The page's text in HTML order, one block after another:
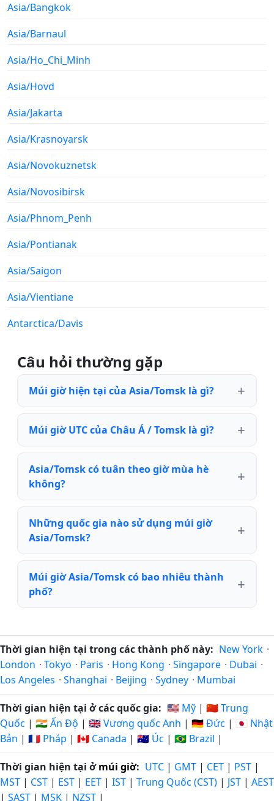
Asia/Bangkok
Asia/Barnaul
Asia/Ho_Chi_Minh
Asia/Hovd
Asia/Jakarta
Asia/Krasnoyarsk
Asia/Novokuznetsk
Asia/Novosibirsk
Asia/Phnom_Penh
Asia/Pontianak
Asia/Saigon
Asia/Vientiane
Antarctica/Davis
Câu hỏi thường gặp
Múi giờ hiện tại của Asia/Tomsk là gì?
Múi giờ UTC của Châu Á / Tomsk là gì?
Asia/Tomsk có tuân theo giờ mùa hè
không?
Những quốc gia nào sử dụng múi giờ
Asia/Tomsk?
Múi giờ Asia/Tomsk có bao nhiêu thành
phố?
Thời gian hiện tại trong các thành phố này: New York ·
London · Tokyo · Paris · Hong Kong · Singapore · Dubai ·
Los Angeles · Shanghai · Beijing · Sydney · Mumbai
Thời gian hiện tại ở các quốc gia: 🇺🇸 Mỹ | 🇨🇳 Trung
Quốc | 🇮🇳 Ấn Độ | 🇬🇧 Vương quốc Anh | 🇩🇪 Đức | 🇯🇵 Nhật
Bản | 🇫🇷 Pháp | 🇨🇦 Canada | 🇦🇺 Úc | 🇧🇷 Brazil |
Thời gian hiện tại ởmúi giờ: UTC | GMT | CET | PST |
MST | CST | EST | EET | IST | Trung Quốc (CST) | JST | AEST
| SAST | MSK | NZST |